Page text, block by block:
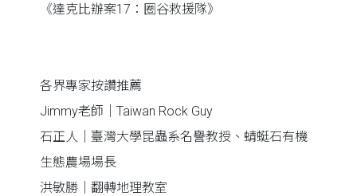
《達克比辦案17：圈谷救援隊》
各界專家按讚推薦
Jimmy老師｜Taiwan Rock Guy
石正人｜臺灣大學昆蟲系名譽教授、蜻蜓石有機
生態農場場長
洪敏勝｜翻轉地理教室